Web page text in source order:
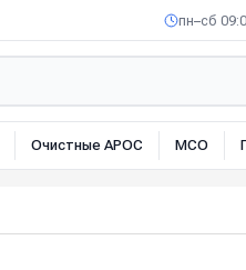
пн–сб
Очистные АРОС МСО